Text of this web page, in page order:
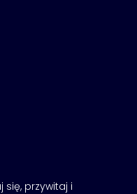
się, przywitaj i